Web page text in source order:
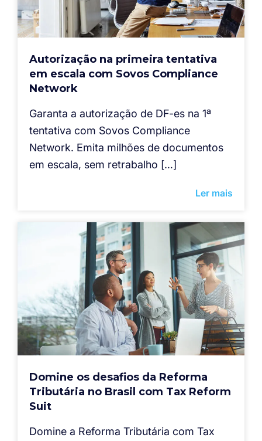
Autorização na primeira tentativa
em escala com Sovos Compliance
Network
Garanta a autorização de DF-es na 1ª
tentativa com Sovos Compliance
Network. Emita milhões de documentos
em escala, sem retrabalho […]
Ler mais
Domine os desafios da Reforma
Tributária no Brasil com Tax Reform
Suit
Domine a Reforma Tributária com Tax